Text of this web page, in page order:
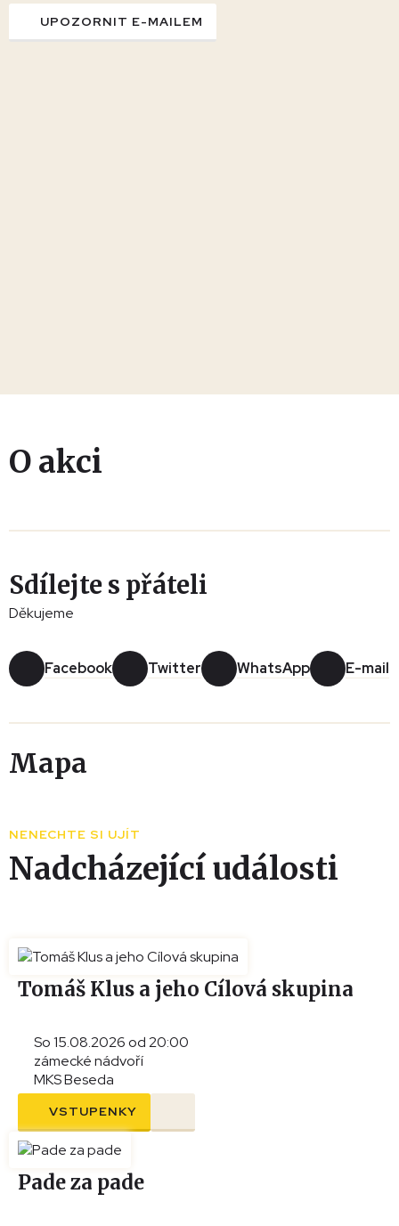
UPOZORNIT E-MAILEM
O akci
Sdílejte s přáteli
Děkujeme
Facebook Twitter WhatsApp E-mail
Mapa
NENECHTE SI UJÍT
Nadcházející události
Tomáš Klus a jeho Cílová skupina
So 15.08.2026 od 20:00
zámecké nádvoří
MKS Beseda
VSTUPENKY
Pade za pade